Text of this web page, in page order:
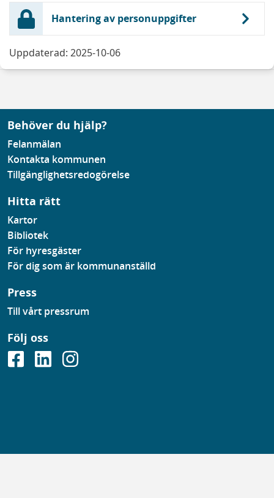
Hantering av personuppgifter
Uppdaterad: 2025-10-06
Behöver du hjälp?
Felanmälan
Kontakta kommunen
Tillgänglighetsredogörelse
Hitta rätt
Kartor
Bibliotek
För hyresgäster
För dig som är kommunanställd
Press
Till vårt pressrum
Följ oss